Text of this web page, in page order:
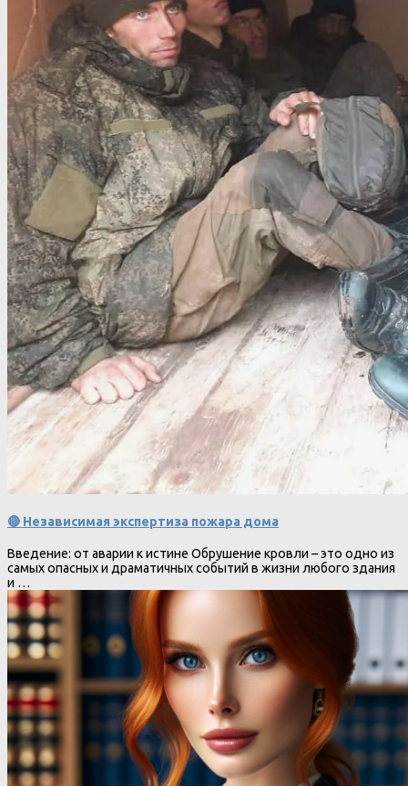
🔴 Независимая экспертиза пожара дома
Введение: от аварии к истине Обрушение кровли – это одно из
самых опасных и драматичных событий в жизни любого здания
и …